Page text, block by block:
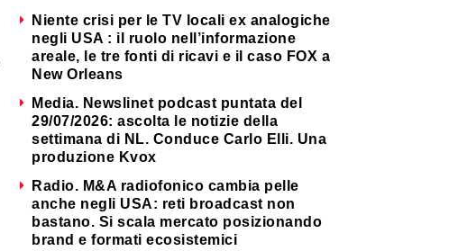
Niente crisi per le TV locali ex analogiche
negli USA : il ruolo nell’informazione
areale, le tre fonti di ricavi e il caso FOX a
New Orleans
Media. Newslinet podcast puntata del
29/07/2026: ascolta le notizie della
settimana di NL. Conduce Carlo Elli. Una
produzione Kvox
Radio. M&A radiofonico cambia pelle
anche negli USA: reti broadcast non
bastano. Si scala mercato posizionando
brand e formati ecosistemici